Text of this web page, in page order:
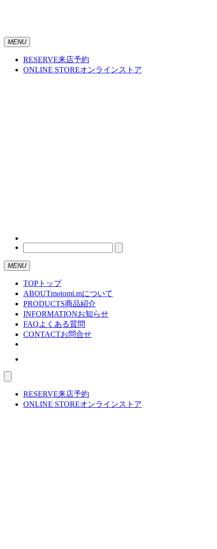
MENU
RESERVE来店予約
ONLINE STOREオンラインストア
MENU
TOP トップ
ABOUTmotomi.mについて
PRODUCTS商品紹介
INFORMATIONお知らせ
FAQよくある質問
CONTACTお問合せ
RESERVE来店予約
ONLINE STOREオンラインストア